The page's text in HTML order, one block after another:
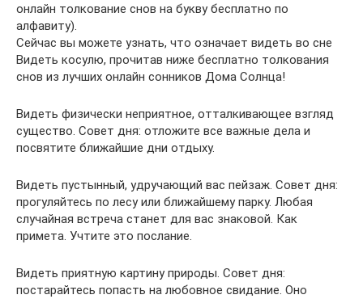
онлайн толкование снов на букву бесплатно по
алфавиту).
Сейчас вы можете узнать, что означает видеть во сне
Видеть косулю, прочитав ниже бесплатно толкования
снов из лучших онлайн сонников Дома Солнца!
Видеть физически неприятное, отталкивающее взгляд
существо. Совет дня: отложите все важные дела и
посвятите ближайшие дни отдыху.
Видеть пустынный, удручающий вас пейзаж. Совет дня:
прогуляйтесь по лесу или ближайшему парку. Любая
случайная встреча станет для вас знаковой. Как
примета. Учтите это послание.
Видеть приятную картину природы. Совет дня:
постарайтесь попасть на любовное свидание. Оно